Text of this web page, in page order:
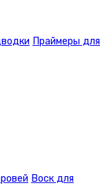
Праймеры для
Воск для